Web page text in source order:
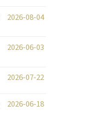
2026-08-04
2026-06-03
2026-07-22
2026-06-18